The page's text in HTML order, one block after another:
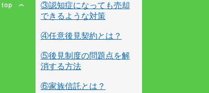
③認知症になっても売却
できるような対策
④任意後見契約とは？
⑤後見制度の問題点を解
消する方法
⑥家族信託とは？